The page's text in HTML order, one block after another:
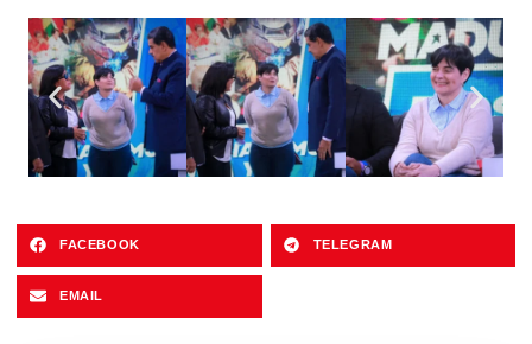
FACEBOOK TELEGRAM
EMAIL